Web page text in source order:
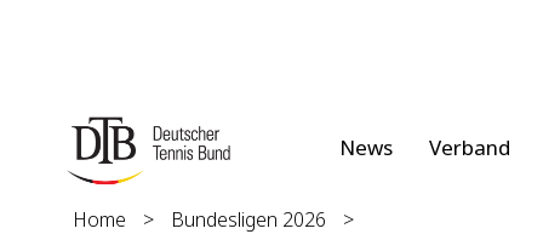
News Verband
Home > Bundesligen 2026 >